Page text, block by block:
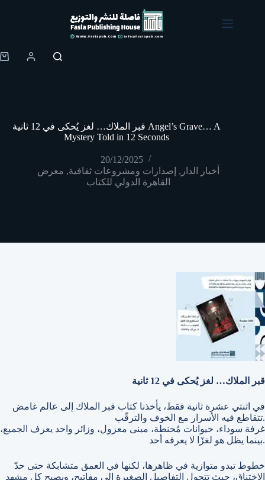
Shopping
قبر الملاك… لغز يُحكى في 12 ثانية Angel’s Grave… A
Mystery Told in 12 Seconds
20/12/2025
أخبار الدار , إصدارات ومشروعات ثقافية, معرض
القاهرة الدولي للكتاب
قبر الملاك… لغز يُحكى في 12 ثانية
في اثنتي عشرة ثانية فقط، يأخذنا كتاب قبر الملاك إلى عالم غامض
تتقاطع فيه الأسرار مع الخوف والترقّب.
غرفة سوداء، حيوانات مُحنطة، مبنى معزول، وزائر واحد يعرف الجميع،
بينما يظل هو لغزًا لا يعرفه أحد.
خطوط تبدو متوازية في ظاهرها، لكنها في العمق متشابكة حتى حدّ
الاختناق، حيث تتحول التفاصيل الصغيرة إلى مفاتيح، ويصبح كل مشهد